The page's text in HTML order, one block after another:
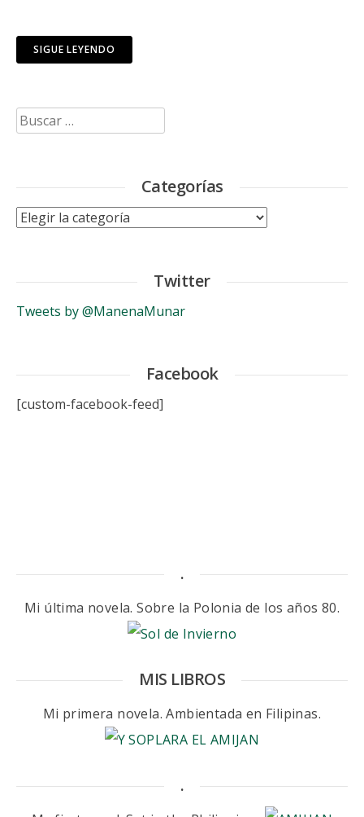
SIGUE LEYENDO
Buscar:
Categorías
Categorías
Twitter
Tweets by @ManenaMunar
Facebook
[custom-facebook-feed]
.
Mi última novela. Sobre la Polonia de los años 80.
MIS LIBROS
Mi primera novela. Ambientada en Filipinas.
.